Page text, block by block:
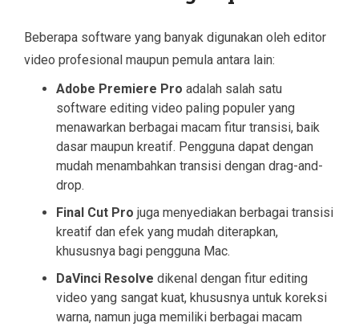
Beberapa software yang banyak digunakan oleh editor
video profesional maupun pemula antara lain:
Adobe Premiere Pro adalah salah satu
software editing video paling populer yang
menawarkan berbagai macam fitur transisi, baik
dasar maupun kreatif. Pengguna dapat dengan
mudah menambahkan transisi dengan drag-and-
drop.
Final Cut Pro juga menyediakan berbagai transisi
kreatif dan efek yang mudah diterapkan,
khususnya bagi pengguna Mac.
DaVinci Resolve dikenal dengan fitur editing
video yang sangat kuat, khususnya untuk koreksi
warna, namun juga memiliki berbagai macam